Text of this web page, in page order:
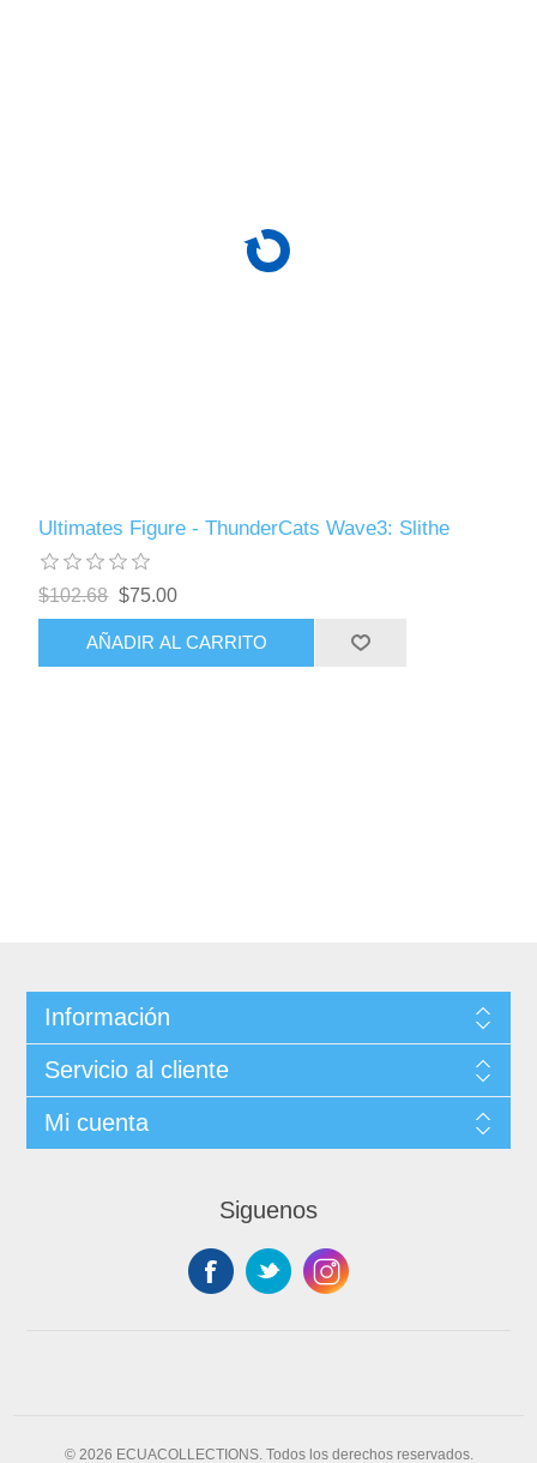
Ultimates Figure - ThunderCats Wave3: Slithe
$102.68 $75.00
AÑADIR AL CARRITO
Información
Servicio al cliente
Mi cuenta
Siguenos
© 2026 ECUACOLLECTIONS. Todos los derechos reservados.